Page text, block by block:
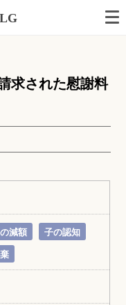
求された慰謝料
減額
子の認知